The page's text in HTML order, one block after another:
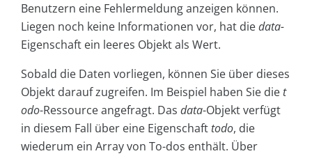
Benutzern eine Fehlermeldung anzeigen können.
Liegen noch keine Informationen vor, hat diedata-
Eigenschaft ein leeres Objekt als Wert.
Sobald die Daten vorliegen, können Sie über dieses
Objekt darauf zugreifen. Im Beispiel haben Sie diet
odo-Ressource angefragt. Das data-Objekt verfügt
in diesem Fall über eine Eigenschafttodo, die
wiederum ein Array von To-dos enthält. Über